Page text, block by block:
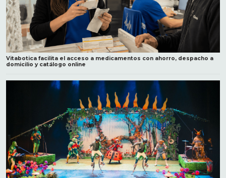
Vitabotica facilita el acceso a medicamentos con ahorro, despacho a
domicilio y catálogo online